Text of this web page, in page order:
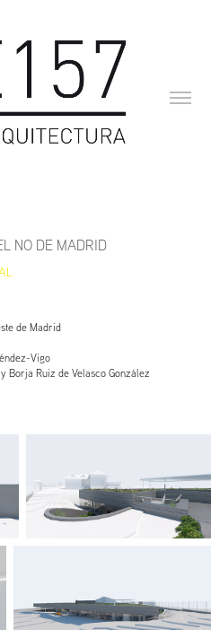
NO DE MADRID
de Madrid
Vigo
Borja Ruiz de Velasco González